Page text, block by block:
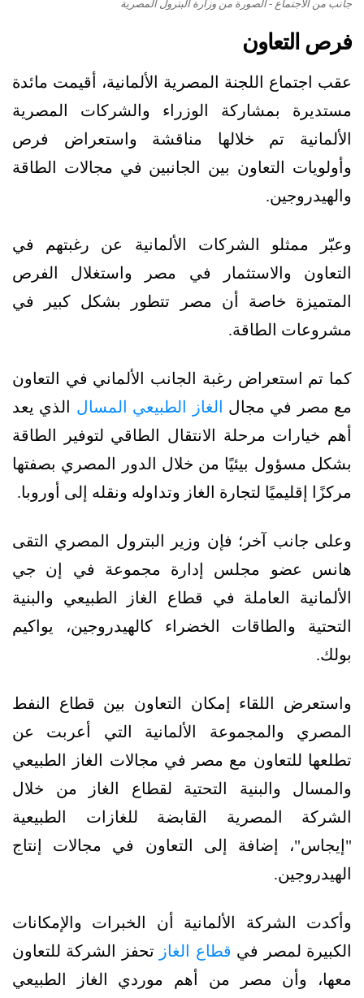
جانب من الاجتماع - الصورة من وزارة البترول المصرية
فرص التعاون
عقب اجتماع اللجنة المصرية الألمانية، أقيمت مائدة
مستديرة بمشاركة الوزراء والشركات المصرية
الألمانية تم خلالها مناقشة واستعراض فرص
وأولويات التعاون بين الجانبين في مجالات الطاقة
والهيدروجين.
وعبّر ممثلو الشركات الألمانية عن رغبتهم في
التعاون والاستثمار في مصر واستغلال الفرص
المتميزة خاصة أن مصر تتطور بشكل كبير في
مشروعات الطاقة.
كما تم استعراض رغبة الجانب الألماني في التعاون
مع مصر في مجال
الغاز الطبيعي المسال الذي يعد
أهم خيارات مرحلة الانتقال الطاقي لتوفير الطاقة
بشكل مسؤول بيئيًا من خلال الدور المصري بصفتها
مركزًا إقليميًا لتجارة الغاز وتداوله ونقله إلى أوروبا.
وعلى جانب آخر؛ فإن وزير البترول المصري التقى
هانس عضو مجلس إدارة مجموعة في إن جي
الألمانية العاملة في قطاع الغاز الطبيعي والبنية
التحتية والطاقات الخضراء كالهيدروجين، يواكيم
بولك.
واستعرض اللقاء إمكان التعاون بين قطاع النفط
المصري والمجموعة الألمانية التي أعربت عن
تطلعها للتعاون مع مصر في مجالات الغاز الطبيعي
والمسال والبنية التحتية لقطاع الغاز من خلال
الشركة المصرية القابضة للغازات الطبيعية
"إيجاس"، إضافة إلى التعاون في مجالات إنتاج
الهيدروجين.
وأكدت الشركة الألمانية أن الخبرات والإمكانات
الكبيرة لمصر في قطاع الغاز تحفز الشركة للتعاون
معها، وأن مصر من أهم موردي الغاز الطبيعي